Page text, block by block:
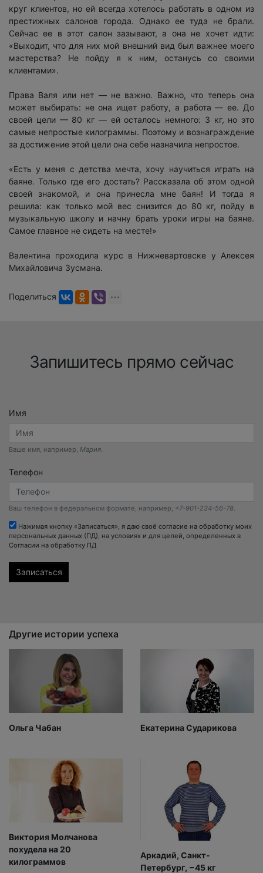
круг клиентов, но ей всегда хотелось работать в одном из
престижных салонов города. Однако ее туда не брали.
Сейчас ее в этот салон зазывают, а она не хочет идти:
«Выходит, что для них мой внешний вид был важнее моего
мастерства? Не пойду я к ним, останусь со своими
клиентами».
Права Валя или нет — не важно. Важно, что теперь она
может выбирать: не она ищет работу, а работа — ее. До
своей цели — 80 кг — ей осталось немного: 3 кг, но это
самые непростые килограммы. Поэтому и вознаграждение
за достижение этой цели она себе назначила непростое.
«Есть у меня с детства мечта, хочу научиться играть на
баяне. Только где его достать? Рассказала об этом одной
своей знакомой, и она принесла мне баян! И тогда я
решила: как только мой вес снизится до 80 кг, пойду в
музыкальную школу и начну брать уроки игры на баяне.
Самое главное не сидеть на месте!»
Валентина проходила курс в Нижневартовске у Алексея
Михайловича Зусмана.
Поделиться
Запишитесь прямо сейчас
Имя
Ваше имя, например, Мария
Телефон
Ваш телефон в федеральном формате, например, +7-901-234-56-78.
Нажимая кнопку «Записаться», я даю своё согласие на обработку моих
персональных данных (ПД), на условиях и для целей, определенных в
Согласии на обработку ПД
Другие истории успеха
Ольга Чабан Екатерина Сударикова
Виктория Молчанова
похудела на 20
килограммов
Аркадий, Санкт-
Петербург, −45 кг